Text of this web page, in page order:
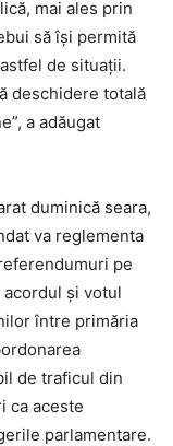
mai ales prin
să își permită
de situații.
deschidere totală
a adăugat
duminică seara,
va reglementa
pe
și votul
între primăria
de traficul din
ca aceste
parlamentare.